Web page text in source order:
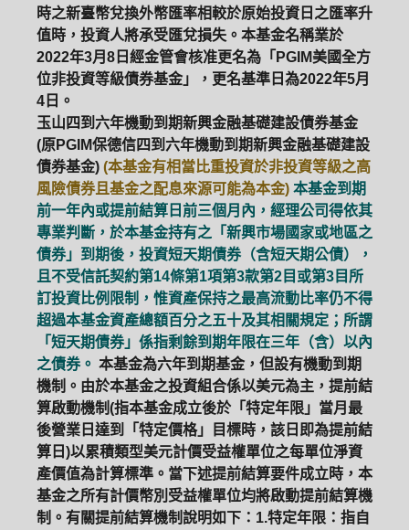
時之新臺幣兌換外幣匯率相較於原始投資日之匯率升
值時，投資人將承受匯兌損失。本基金名稱業於
2022年3月8日經金管會核准更名為「PGIM美國全方
位非投資等級債券基金」，更名基準日為2022年5月
4日。
玉山四到六年機動到期新興金融基礎建設債券基金
(原PGIM保德信四到六年機動到期新興金融基礎建設
債券基金) (本基金有相當比重投資於非投資等級之高
風險債券且基金之配息來源可能為本金) 本基金到期
前一年內或提前結算日前三個月內，經理公司得依其
專業判斷，於本基金持有之「新興市場國家或地區之
債券」到期後，投資短天期債券（含短天期公債），
且不受信託契約第14條第1項第3款第2目或第3目所
訂投資比例限制，惟資產保持之最高流動比率仍不得
超過本基金資產總額百分之五十及其相關規定；所謂
「短天期債券」係指剩餘到期年限在三年（含）以內
之債券。 本基金為六年到期基金，但設有機動到期
機制。由於本基金之投資組合係以美元為主，提前結
算啟動機制(指本基金成立後於「特定年限」當月最
後營業日達到「特定價格」目標時，該日即為提前結
算日)以累積類型美元計價受益權單位之每單位淨資
產價值為計算標準。當下述提前結算要件成立時，本
基金之所有計價幣別受益權單位均將啟動提前結算機
制。有關提前結算機制說明如下：1.特定年限：指自